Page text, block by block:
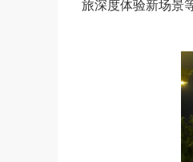
旅深度体验新场景